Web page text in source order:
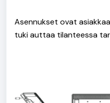
Asennukset ovat
tuki auttaa tilanteessa